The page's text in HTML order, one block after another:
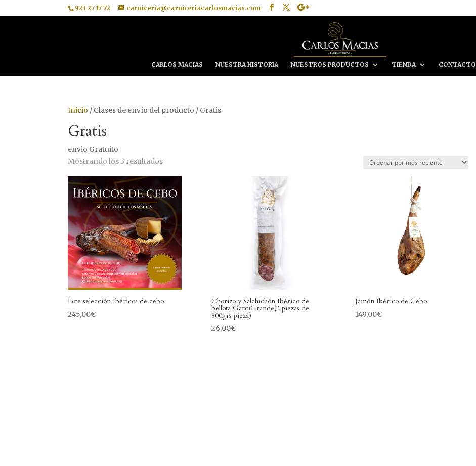
923 27 17 72 carniceria@carniceriacarlosmacias.com
CARLOS MACIAS NUESTRA HISTORIA NUESTROS PRODUCTOS TIENDA CONTACTO
Inicio / Clases de envío del producto / Gratis
Gratis
envio Gratuito
Mostrando los 3 resultadosOrdenado
últimos
Lote selección Ibéricos de cebo
245,00€
Chorizo y Salchichón Ibérico de
bellota GarciGrande(2 piezas de
800grs pieza)
26,00€
Jamón Ibérico de Cebo
149,00€